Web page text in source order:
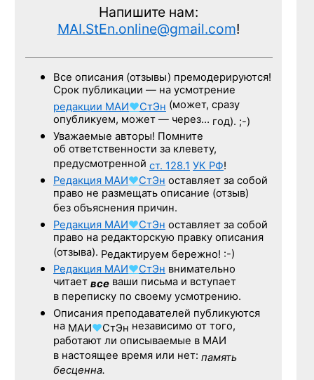
Напишите нам:
MAI.StEn.online@gmail.com!
Все описания (отзывы) премодерируются!
Срок публикации — на усмотрение
редакции МАИ♥СтЭн (может, сразу
опубликуем, может — через… год). ;-)
Уважаемые авторы! Помните
об ответственности за клевету,
предусмотренной ст. 128.1 УК РФ!
Редакция МАИ♥СтЭн оставляет за собой
право не размещать описание (отзыв)
без объяснения причин.
Редакция МАИ♥СтЭн оставляет за собой
право на редакторскую правку описания
(отзыва). Редактируем бережно! :-)
Редакция МАИ♥СтЭн внимательно
читает все ваши письма и вступает
в переписку по своему усмотрению.
Описания преподавателей публикуются
на МАИ♥СтЭн независимо от того,
работают ли описываемые в МАИ
в настоящее время или нет: память
бесценна.